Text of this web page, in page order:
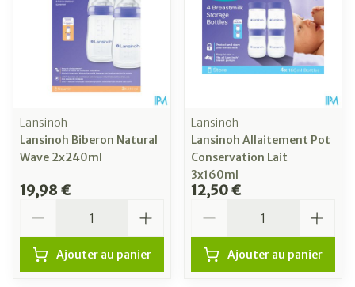
Lansinoh
Lansinoh Biberon Natural
Wave 2x240ml
19,98 €
Ajouter au panier
Lansinoh
Lansinoh Allaitement Pot
Conservation Lait
3x160ml
12,50 €
Ajouter au panier